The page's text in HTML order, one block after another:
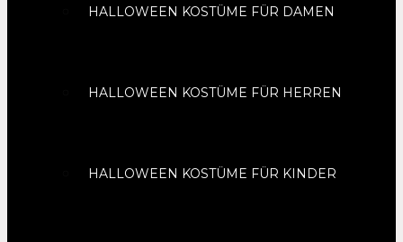
HALLOWEEN KOSTÜME FÜR DAMEN
HALLOWEEN KOSTÜME FÜR HERREN
HALLOWEEN KOSTÜME FÜR KINDER